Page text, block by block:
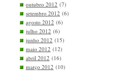
outubro 2012 (7)
setembro 2012 (6)
agosto 2012 (6)
julho 2012 (6)
junho 2012 (15)
maio 2012 (12)
abril 2012 (16)
março 2012 (10)